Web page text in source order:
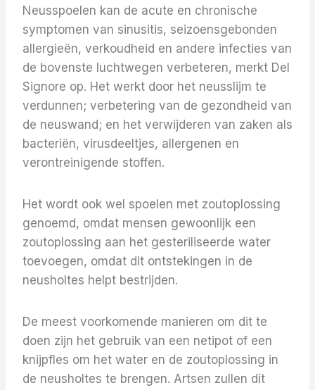
Neusspoelen kan de acute en chronische
symptomen van sinusitis, seizoensgebonden
allergieën, verkoudheid en andere infecties van
de bovenste luchtwegen verbeteren, merkt Del
Signore op. Het werkt door het neusslijm te
verdunnen; verbetering van de gezondheid van
de neuswand; en het verwijderen van zaken als
bacteriën, virusdeeltjes, allergenen en
verontreinigende stoffen.
Het wordt ook wel spoelen met zoutoplossing
genoemd, omdat mensen gewoonlijk een
zoutoplossing aan het gesteriliseerde water
toevoegen, omdat dit ontstekingen in de
neusholtes helpt bestrijden.
De meest voorkomende manieren om dit te
doen zijn het gebruik van een netipot of een
knijpfles om het water en de zoutoplossing in
de neusholtes te brengen. Artsen zullen dit